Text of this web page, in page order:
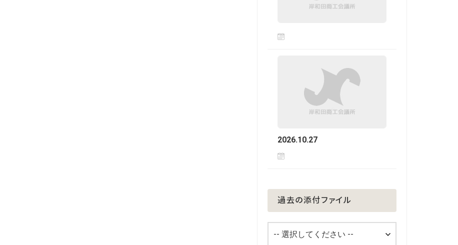
2026.10.27
過去の添付ファイル